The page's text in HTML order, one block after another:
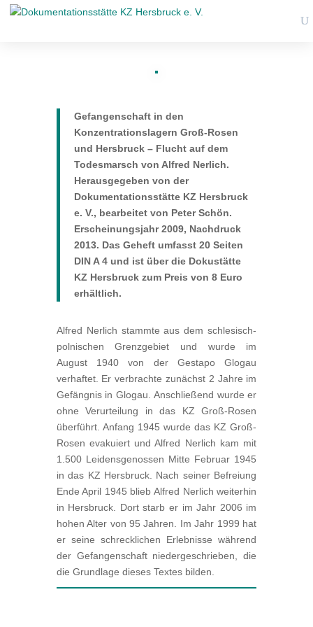
Gefangenschaft in den
Konzentrationslagern Groß-Rosen
und Hersbruck – Flucht auf dem
Todesmarsch von Alfred Nerlich.
Herausgegeben von der
Dokumentationsstätte KZ Hersbruck
e. V., bearbeitet von Peter Schön.
Erscheinungsjahr 2009, Nachdruck
2013. Das Geheft umfasst 20 Seiten
DIN A 4 und ist über die Dokustätte
KZ Hersbruck zum Preis von 8 Euro
erhältlich.
Alfred Nerlich stammte aus dem schlesisch-
polnischen Grenzgebiet und wurde im
August 1940 von der Gestapo Glogau
verhaftet. Er verbrachte zunächst 2 Jahre im
Gefängnis in Glogau. Anschließend wurde er
ohne Verurteilung in das KZ Groß-Rosen
überführt. Anfang 1945 wurde das KZ Groß-
Rosen evakuiert und Alfred Nerlich kam mit
1.500 Leidensgenossen Mitte Februar 1945
in das KZ Hersbruck. Nach seiner Befreiung
Ende April 1945 blieb Alfred Nerlich weiterhin
in Hersbruck. Dort starb er im Jahr 2006 im
hohen Alter von 95 Jahren. Im Jahr 1999 hat
er seine schrecklichen Erlebnisse während
der Gefangenschaft niedergeschrieben, die
die Grundlage dieses Textes bilden.